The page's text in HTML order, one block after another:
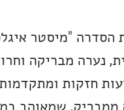
"מיסטר
נערה מבריקה
חזקות
ממבריק, שמאוהב